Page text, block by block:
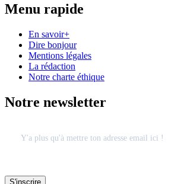
Menu rapide
En savoir+
Dire bonjour
Mentions légales
La rédaction
Notre charte éthique
Notre newsletter